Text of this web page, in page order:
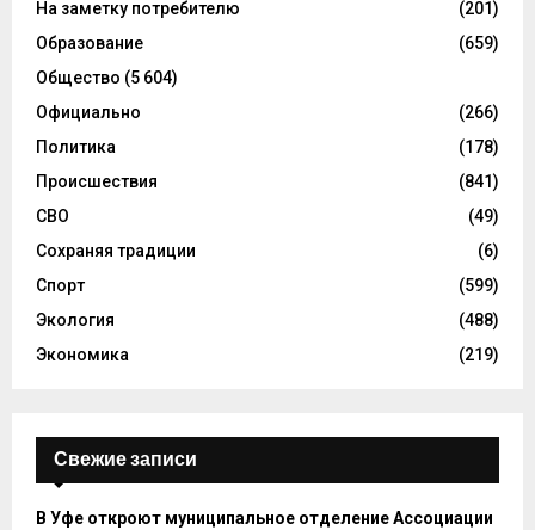
На заметку потребителю
(201)
Образование
(659)
Общество (5 604)
Официально
(266)
Политика
(178)
Происшествия
(841)
СВО
(49)
Сохраняя традиции
(6)
Спорт
(599)
Экология
(488)
Экономика
(219)
Свежие записи
В Уфе откроют муниципальное отделение Ассоциации